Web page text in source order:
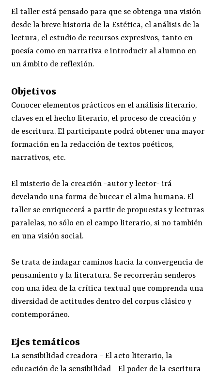
El taller está pensado para que se obtenga una visión
desde la breve historia de la Estética, el análisis de la
lectura, el estudio de recursos expresivos, tanto en
poesía como en narrativa e introducir al alumno en
un ámbito de reflexión.
Objetivos
Conocer elementos prácticos en el análisis literario,
claves en el hecho literario, el proceso de creación y
de escritura. El participante podrá obtener una mayor
formación en la redacción de textos poéticos,
narrativos, etc.
El misterio de la creación -autor y lector- irá
develando una forma de bucear el alma humana. El
taller se enriquecerá a partir de propuestas y lecturas
paralelas, no sólo en el campo literario, si no también
en una visión social.
Se trata de indagar caminos hacia la convergencia de
pensamiento y la literatura. Se recorrerán senderos
con una idea de la crítica textual que comprenda una
diversidad de actitudes dentro del corpus clásico y
contemporáneo.
Ejes temáticos
La sensibilidad creadora - El acto literario, la
educación de la sensibilidad - El poder de la escritura